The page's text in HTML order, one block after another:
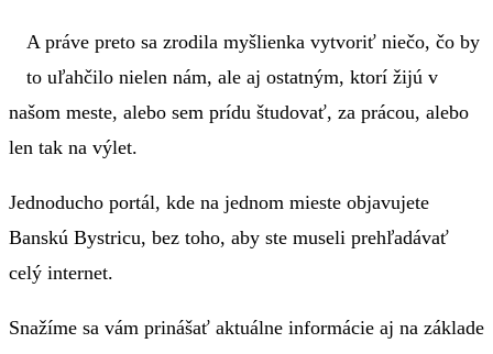
A práve preto sa zrodila myšlienka vytvoriť niečo, čo by
to uľahčilo nielen nám, ale aj ostatným, ktorí žijú v
našom meste, alebo sem prídu študovať, za prácou, alebo
len tak na výlet.
Jednoducho portál, kde na jednom mieste objavujete
Banskú Bystricu, bez toho, aby ste museli prehľadávať
celý internet.
Snažíme sa vám prinášať aktuálne informácie aj na základe